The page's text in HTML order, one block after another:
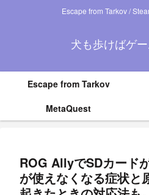
Escape from Tarkov /
犬も歩けばゲ
Escape from Tarkov
MetaQuest
ROG AllyでSDカード
が使えなくなる症状と